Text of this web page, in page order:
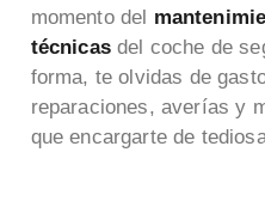
momento del
técnicasdel coche de
forma, te olvidas de
reparaciones, averías y
que encargarte de